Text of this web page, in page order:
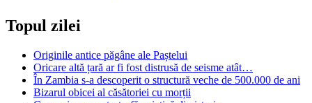
Topul zilei
Originile antice păgâne ale Paștelui
Oricare altă țară ar fi fost distrusă de seisme atât…
În Zambia s-a descoperit o structură veche de 500.000 de ani
Bizarul obicei al căsătoriei cu morții